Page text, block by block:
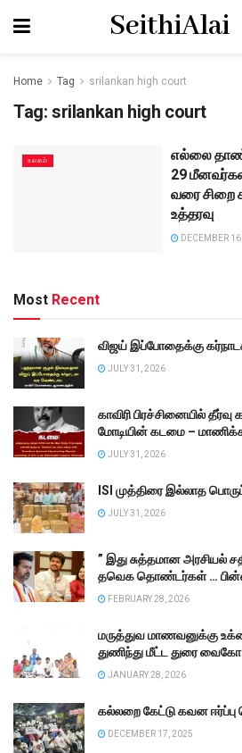
SeithiAlai
Home Tag srilankan high court
Tag: srilankan high court
உலகம்
எல்லை
29 மீனவர்கள்
வரை சிறை
உத்தரவு
DECEMBER
Most Recent
விஜய் இப்போதைக்கு
JULY 31, 2026
காவிரி பிரச்சினையில்
மோடியின் கடமை –
JULY 31, 2026
ISI முத்திரை இல்லாத
JULY 31, 2026
” இது சுத்தமான அரசியல்
தவெக தொண்டர்கள் …
FEBRUARY 28, 2026
மருத்துவ மாணவனுக்கு
துணிந்து மீட்ட துரை
JANUARY 28, 2026
கல்லறை கேட்டு கவன ஈர்ப்பு
DECEMBER 17, 2025